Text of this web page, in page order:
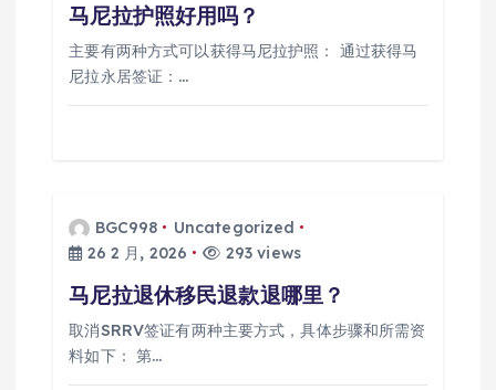
马尼拉护照好用吗？
主要有两种方式可以获得马尼拉护照： 通过获得马
尼拉永居签证：…
BGC998
Uncategorized
26 2 月, 2026
293 views
马尼拉退休移民退款退哪里？
取消SRRV签证有两种主要方式，具体步骤和所需资
料如下： 第…